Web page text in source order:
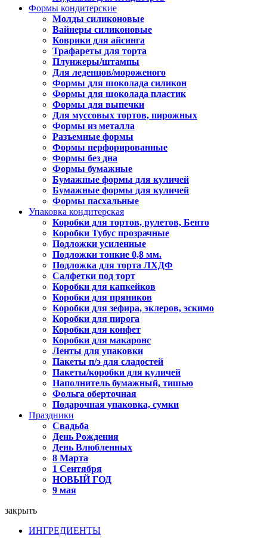
Формы кондитерские
Молды силиконовые
Вайнеры силиконовые
Коврики для айсинга
Трафареты для торта
Плунжеры/штампы
Для леденцов/мороженого
Формы для шоколада силикон
Формы для шоколада пластик
Формы для выпечки
Для муссовых тортов, пирожных
Формы из металла
Разъемные формы
Формы перфорированные
Формы без дна
Формы бумажные
Бумажные формы для куличей
Бумажные формы для куличей
Формы пасхальные
Упаковка кондитерская
Коробки для тортов, рулетов, Бенто
Коробки Тубус прозрачные
Подложки усиленные
Подложки тонкие 0,8 мм.
Подложка для торта ЛХДФ
Салфетки под торт
Коробки для капкейков
Коробки для пряников
Коробки для зефира, эклеров, эскимо
Коробки для пирога
Коробки для конфет
Коробки для макаронс
Ленты для упаковки
Пакеты п/э для сладостей
Пакеты/коробки для куличей
Наполнитель бумажный, тишью
Фольга оберточная
Подарочная упаковка, сумки
Праздники
Свадьба
День Рождения
День Влюбленных
8 Марта
1 Сентября
НОВЫЙ ГОД
9 мая
закрыть
ИНГРЕДИЕНТЫ